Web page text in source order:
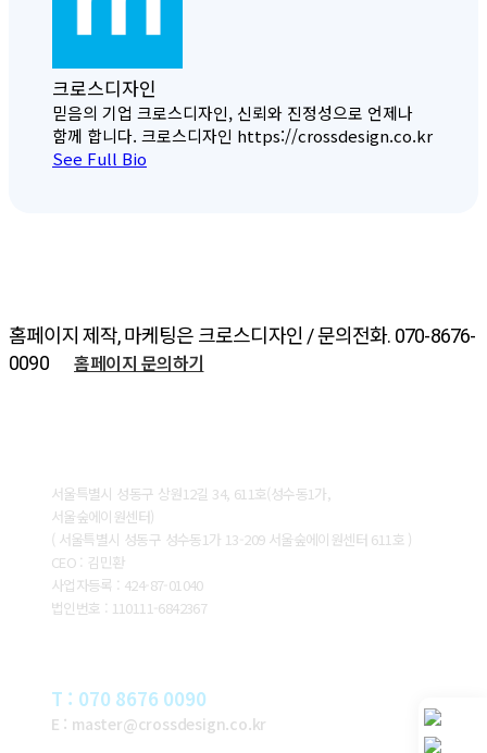
크로스디자인
믿음의 기업 크로스디자인, 신뢰와 진정성으로 언제나
함께 합니다. 크로스디자인 https://crossdesign.co.kr
See Full Bio
홈페이지 제작, 마케팅은 크로스디자인 / 문의전화. 070-8676-
0090
홈페이지 문의하기
서울특별시 성동구 상원12길 34, 611호(성수동1가,
서울숲에이원센터)
( 서울특별시 성동구 성수동1가 13-209 서울숲에이원센터 611호 )
CEO : 김민환
사업자등록 : 424-87-01040
법인번호 : 110111-6842367
T : 070 8676 0090
E : master@crossdesign.co.kr